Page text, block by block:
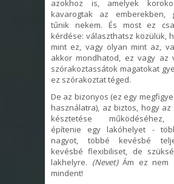
azokhoz is, amelyek
kavarogtak az emberekben,
tűnik nekem. És most ez
kérdése: választhatsz közülük,
mint ez, vagy olyan mint az,
akkor mondhatod, ez vagy az
szórakoztassátok magatokat
ez szórakoztat téged.
De az bizonyos (ez egy
használatra), az biztos, hogy az
késztetése működéséhez,
építenie egy lakóhelyet -
nagyot, többé kevésbé
kevésbé flexibiliset, de
lakhelyre. (Nevet)Ám ez nem
mindent!